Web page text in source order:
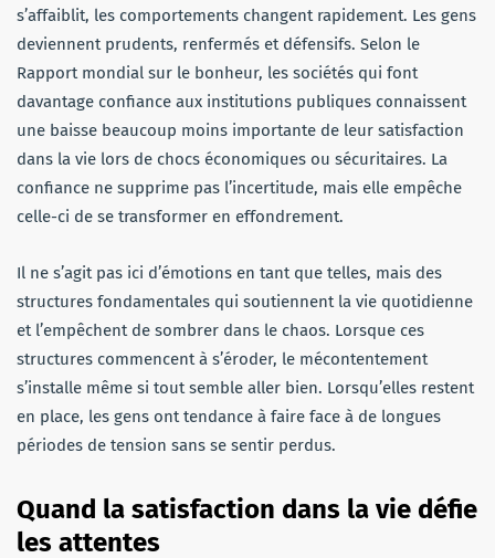
s’affaiblit, les comportements changent rapidement. Les gens
deviennent prudents, renfermés et défensifs. Selon le
Rapport mondial sur le bonheur, les sociétés qui font
davantage confiance aux institutions publiques connaissent
une baisse beaucoup moins importante de leur satisfaction
dans la vie lors de chocs économiques ou sécuritaires. La
confiance ne supprime pas l’incertitude, mais elle empêche
celle-ci de se transformer en effondrement.
Il ne s’agit pas ici d’émotions en tant que telles, mais des
structures fondamentales qui soutiennent la vie quotidienne
et l’empêchent de sombrer dans le chaos. Lorsque ces
structures commencent à s’éroder, le mécontentement
s’installe même si tout semble aller bien. Lorsqu’elles restent
en place, les gens ont tendance à faire face à de longues
périodes de tension sans se sentir perdus.
Quand la satisfaction dans la vie défie
les attentes